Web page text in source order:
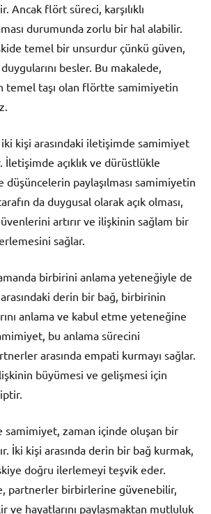
Ancak flört süreci, karşılıklı
durumunda zorlu bir hal alabilir.
temel bir unsurdur çünkü güven,
duygularını besler. Bu makalede,
temel taşı olan flörtte samimiyetin
kişi arasındaki iletişimde samimiyet
açıklık ve dürüstlükle
paylaşılması samimiyetin
da duygusal olarak açık olması,
artırır ve ilişkinin sağlam bir
sağlar.
birbirini anlama yeteneğiyle de
derin bir bağ, birbirinin
anlama ve kabul etme yeteneğine
bu anlama sürecini
arasında empati kurmayı sağlar.
ilişkinin büyümesi ve gelişmesi için
zaman içinde oluşan bir
İki kişi arasında derin bir bağ kurmak,
doğru ilerlemeyi teşvik eder.
partnerler birbirlerine güvenebilir,
ve hayatlarını paylaşmaktan mutluluk